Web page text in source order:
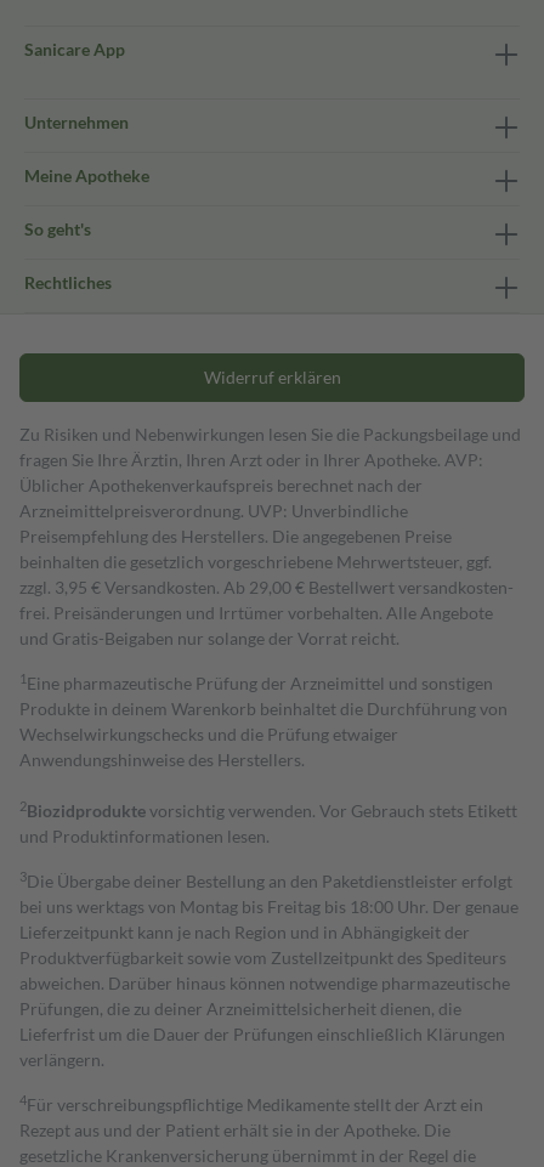
Sanicare App
Unternehmen
Meine Apotheke
So geht's
Rechtliches
Widerruf erklären
Zu Risiken und Nebenwirkungen lesen Sie die Packungsbeilage und
fragen Sie Ihre Ärztin, Ihren Arzt oder in Ihrer Apotheke. AVP:
Üblicher Apothekenverkaufspreis berechnet nach der
Arzneimittelpreisverordnung. UVP: Unverbindliche
Preisempfehlung des Herstellers. Die angegebenen Preise
beinhalten die gesetzlich vorgeschriebene Mehrwertsteuer, ggf.
zzgl. 3,95 € Versandkosten. Ab 29,00 € Bestell­wert versand­kosten­
frei. Preisänderungen und Irrtümer vorbehalten. Alle Angebote
und Gratis-Beigaben nur solange der Vorrat reicht.
1 Eine pharmazeutische Prüfung der Arzneimittel und sonstigen
Produkte in deinem Warenkorb beinhaltet die Durchführung von
Wechselwirkungschecks und die Prüfung etwaiger
Anwendungshinweise des Herstellers.
2Biozidproduktevorsichtig verwenden. Vor Gebrauch stets Etikett
und Produktinformationen lesen.
3Die Übergabe deiner Bestellung an den Paketdienstleister erfolgt
bei uns werktags von Montag bis Freitag bis 18:00 Uhr. Der genaue
Lieferzeitpunkt kann je nach Region und in Abhängigkeit der
Produktverfügbarkeit sowie vom Zustellzeitpunkt des Spediteurs
abweichen. Darüber hinaus können notwendige pharmazeutische
Prüfungen, die zu deiner Arzneimittelsicherheit dienen, die
Lieferfrist um die Dauer der Prüfungen einschließlich Klärungen
verlängern.
4Für verschreibungspflichtige Medikamente stellt der Arzt ein
Rezept aus und der Patient erhält sie in der Apotheke. Die
gesetzliche Krankenversicherung übernimmt in der Regel die